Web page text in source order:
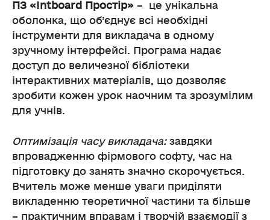
ПЗ «Intboard Простір» – це унікальна
оболонка, що об’єднує всі необхідні
інструменти для викладача в одному
зручному інтерфейсі. Програма надає
доступ до величезної бібліотеки
інтерактивних матеріалів, що дозволяє
зробити кожен урок наочним та зрозумілим
для учнів.
Оптимізація часу викладача:завдяки
впровадженню фірмового софту, час на
підготовку до занять значно скорочується.
Вчитель може менше уваги приділяти
викладенню теоретичної частини та більше
– практичним вправам і творчій взаємодії з